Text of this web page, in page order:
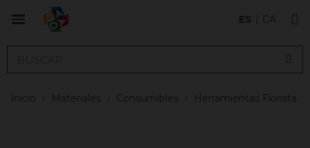
ES CA
Inicio Materiales Consumibles Herramientas Florista